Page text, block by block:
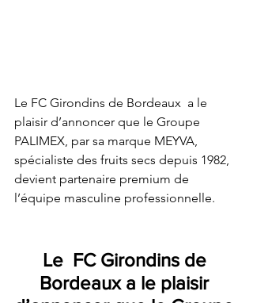
Le FC Girondins de Bordeaux
  a le
plaisir d’annoncer que le Groupe
PALIMEX, par sa marque MEYVA,
spécialiste des fruits secs depuis 1982,
devient partenaire premium de
l’équipe masculine professionnelle.
Le  FC Girondins de
Bordeaux a le plaisir